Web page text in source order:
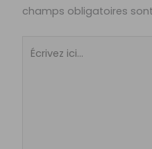
champs obligatoires